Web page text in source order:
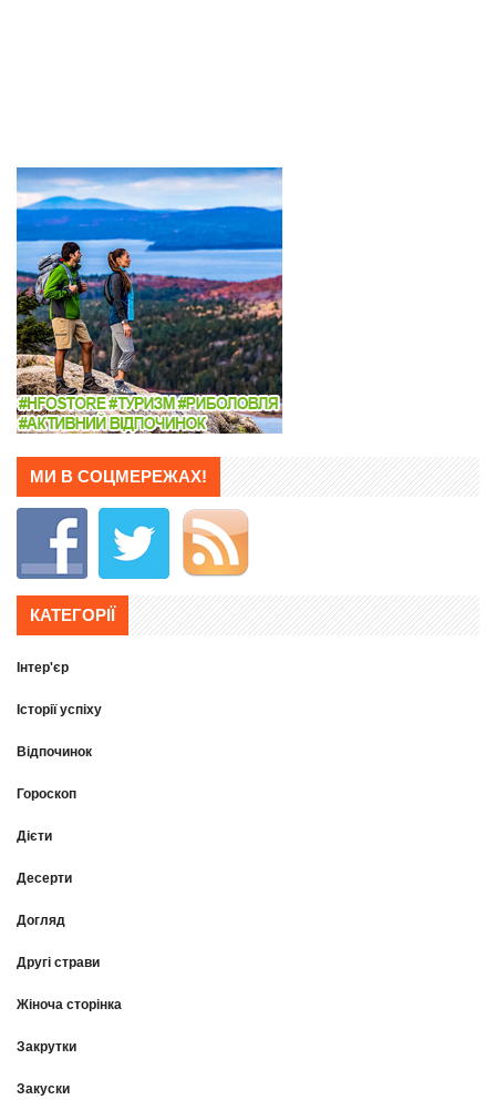
МИ В СОЦМЕРЕЖАХ!
КАТЕГОРІЇ
Інтер'єр
Історії успіху
Відпочинок
Гороскоп
Дієти
Десерти
Догляд
Другі страви
Жіноча сторінка
Закрутки
Закуски